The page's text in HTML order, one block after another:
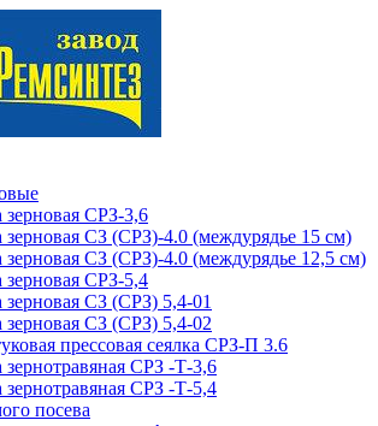
зерновая СРЗ-3,6
зерновая СЗ (СРЗ)-4.0 (междурядье 15 см)
зерновая СЗ (СРЗ)-4.0 (междурядье 12,5 см)
зерновая СРЗ-5,4
зерновая СЗ (СРЗ) 5,4-01
зерновая СЗ (СРЗ) 5,4-02
прессовая сеялка СРЗ-П 3.6
зернотравяная СРЗ -Т-3,6
зернотравяная СРЗ -Т-5,4
посева